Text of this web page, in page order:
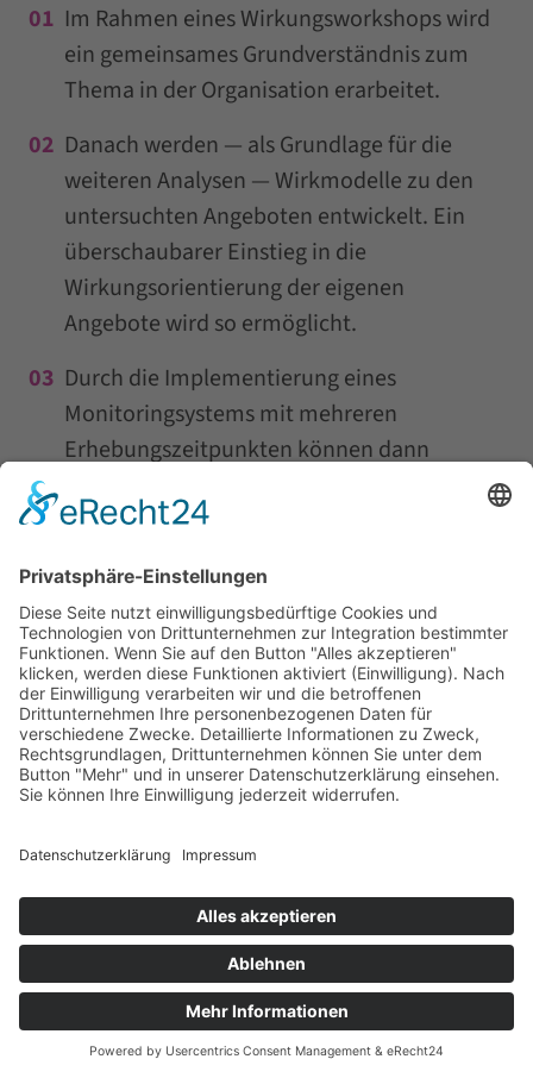
Im Rahmen eines Wirkungsworkshops wird
ein gemeinsames Grundverständnis zum
Thema in der Organisation erarbeitet.
Danach werden — als Grundlage für die
weiteren Analysen — Wirkmodelle zu den
untersuchten Angeboten entwickelt. Ein
überschaubarer Einstieg in die
Wirkungsorientierung der eigenen
Angebote wird so ermöglicht.
Durch die Implementierung eines
Monitoringsystems mit mehreren
Erhebungszeitpunkten können dann
werden. Bereits hier kann im Rahmen einer
werden, welchen ursächlichen Anteil die
Maßnahme an den gefundenen Effekten im
Sinne potenzieller Wirkungen hat.
Durch den Einbezug einer Vergleichsgruppe
können in einem nächsten empirischen
Schritt dann Wirkungen kausal auf eine
bewusst Wirkmechanismen vor dem
Hintergrund einer fachlichen Perspektive
analysiert und es können damit u.a.
folgende Fragestellungen beantwortet
werden: Wie kommen Wirkungen zustande?